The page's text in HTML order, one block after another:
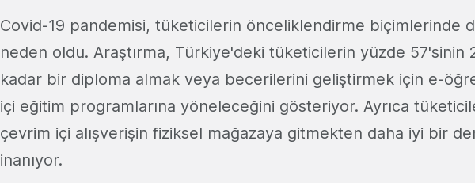
Covid-19 pandemisi, tüketicilerin önceliklendirme biçimlerinde
neden oldu. Araştırma, Türkiye'deki tüketicilerin yüzde 57'sinin
kadar bir diploma almak veya becerilerini geliştirmek için e-
içi eğitim programlarına yöneleceğini gösteriyor. Ayrıca
çevrim içi alışverişin fiziksel mağazaya gitmekten daha iyi bir
inanıyor.